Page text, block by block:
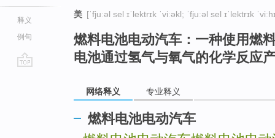
释义
例句
美 [ˈfjuːəl sel ɪˈlektrɪk ˈviːəkl; ˈfjuːəl sel ɪˈlektrɪk
燃料电池电动汽车：一种使用燃
电池通过氢气与氧气的化学反应
网络释义 专业释义
燃料电池电动汽车